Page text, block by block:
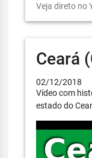
Veja direto no
Ceará
02/12/2018
Vídeo com
estado do